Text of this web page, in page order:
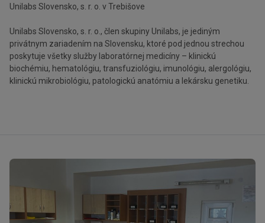
Unilabs Slovensko, s. r. o. v Trebišove
Unilabs Slovensko, s. r. o., člen skupiny Unilabs, je jediným
privátnym zariadením na Slovensku, ktoré pod jednou strechou
poskytuje všetky služby laboratórnej medicíny – klinickú
biochémiu, hematológiu, transfuziológiu, imunológiu, alergológiu,
klinickú mikrobiológiu, patologickú anatómiu a lekársku genetiku.